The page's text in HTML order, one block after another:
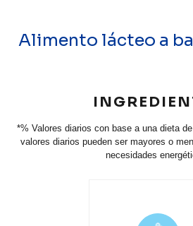
Alimento lácteo a
*% Valores diarios con base a una dieta
valores diarios pueden ser mayores o
necesidades